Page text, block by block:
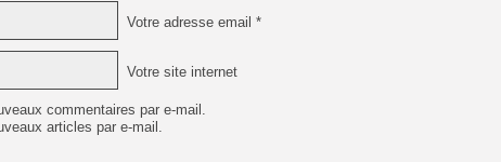
Votre adresse email *
Votre site internet
commentaires par e-mail.
articles par e-mail.